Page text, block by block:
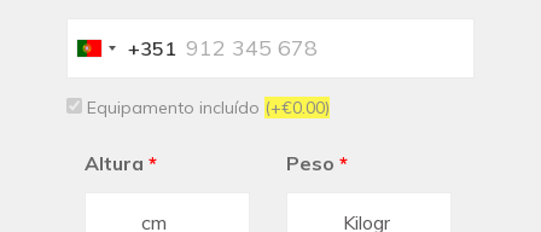
Portugal
+351
Equipamento incluído (+€0.00)
Altura * Peso *